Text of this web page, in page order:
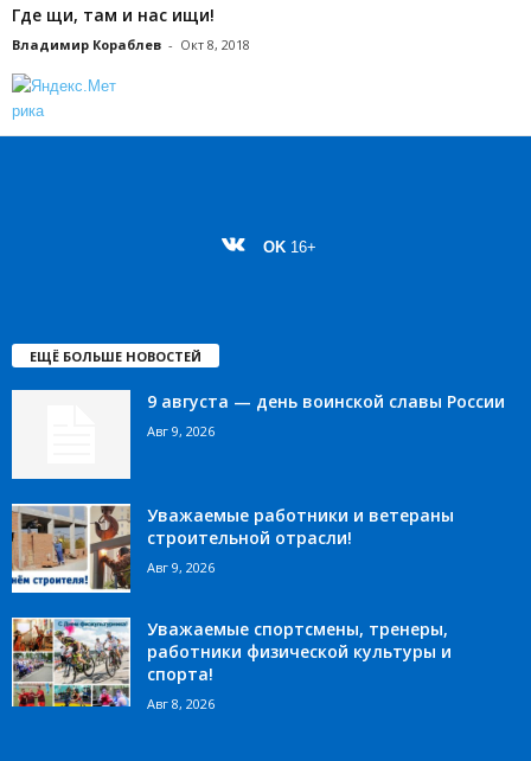
Где щи, там и нас ищи!
Владимир Кораблев - Окт 8, 2018
OK 16+
ЕЩЁ БОЛЬШЕ НОВОСТЕЙ
9 августа — день воинской славы России
Авг 9, 2026
Уважаемые работники и ветераны
строительной отрасли!
Авг 9, 2026
Уважаемые спортсмены, тренеры,
работники физической культуры и
спорта!
Авг 8, 2026